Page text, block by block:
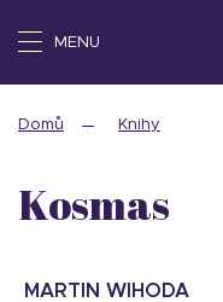
MENU
Domů Knihy
Kosmas
MARTIN WIHODA